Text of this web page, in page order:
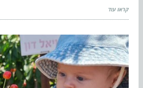
קראו עוד